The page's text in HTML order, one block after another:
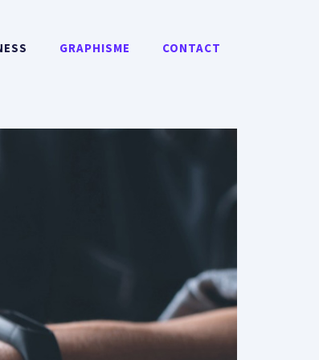
GRAPHISME CONTACT